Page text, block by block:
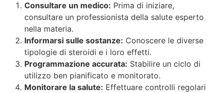
Consultare un medico: Prima di iniziare,
consultare un professionista della salute esperto
nella materia.
Informarsi sulle sostanze: Conoscere le diverse
tipologie di steroidi e i loro effetti.
Programmazione accurata: Stabilire un ciclo di
utilizzo ben pianificato e monitorato.
Monitorare la salute: Effettuare controlli regolari